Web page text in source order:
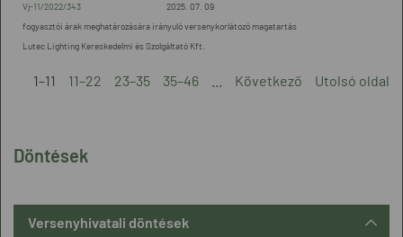
Döntések
Versenyhivatali döntések
2025. 07. 09
Vj-11/2022/343
Lutec Lighting Kereskedelmi és Szolgáltató Kft.
fogyasztói árak meghatározására irányuló versenykorlátozó magatartás
1–11 11–22 23–35 35–46 Következő Utolsó oldal